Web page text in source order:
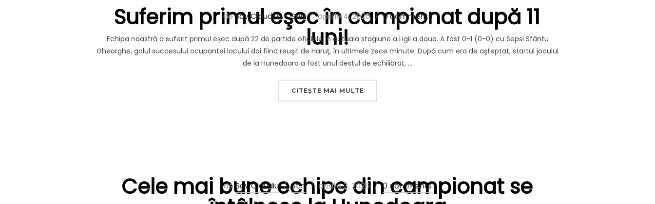
Suferim primul eşec în campionat după 11
luni!
deSav Claudiu Stiri
Publicat
pe
aprilie 4, 2026 0 comments
Echipa noastră a suferit primul eşec după 22 de partide oficiale în actuala stagiune a Ligii a doua. A fost 0-1 (0-0) cu Sepsi Sfântu
Gheorghe, golul succesului ocupantei locului doi fiind reuşit de Haruţ, în ultimele zece minute. După cum era de aşteptat, startul jocului
de la Hunedoara a fost unul destul de echilibrat, …
CITEȘTE MAI MULTE„SUFERIM PRIMUL EŞEC ÎN CAMPIONAT DUPĂ 11 LUNI!”
Cele mai bune echipe din campionat se
de Sav Claudiu Stiri
Publicat
pe
aprilie 3, 2026 0 comments